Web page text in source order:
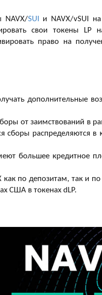
NAVX/SUI и NAVX/vSUI
свои токены LP
право на
дополнительные
от заимствований в
сборы распределяются
большее кредитное
по депозитам, так и
США в токенах dLP.